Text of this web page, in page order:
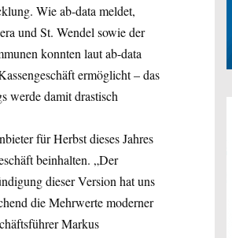
Wie ab-data meldet,
und St. Wendel sowie der
konnten laut ab-data
ermöglicht – das
werde damit drastisch
für Herbst dieses Jahres
beinhalten. „Der
dieser Version hat uns
die Mehrwerte moderner
Markus